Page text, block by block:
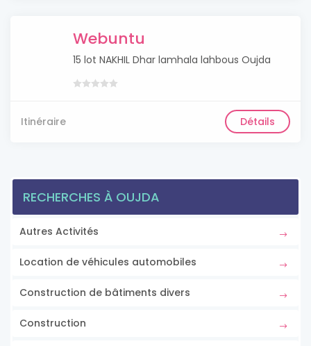
Webuntu
15 lot NAKHIL Dhar lamhala lahbous Oujda
Itinéraire Détails
RECHERCHES À OUJDA
Autres Activités
Location de véhicules automobiles
Construction de bâtiments divers
Construction